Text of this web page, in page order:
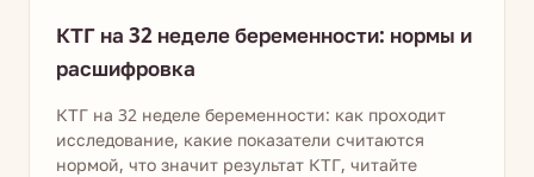
КТГ на 32 неделе беременности: нормы и
расшифровка
КТГ на 32 неделе беременности: как проходит
исследование, какие показатели считаются
нормой, что значит результат КТГ, читайте